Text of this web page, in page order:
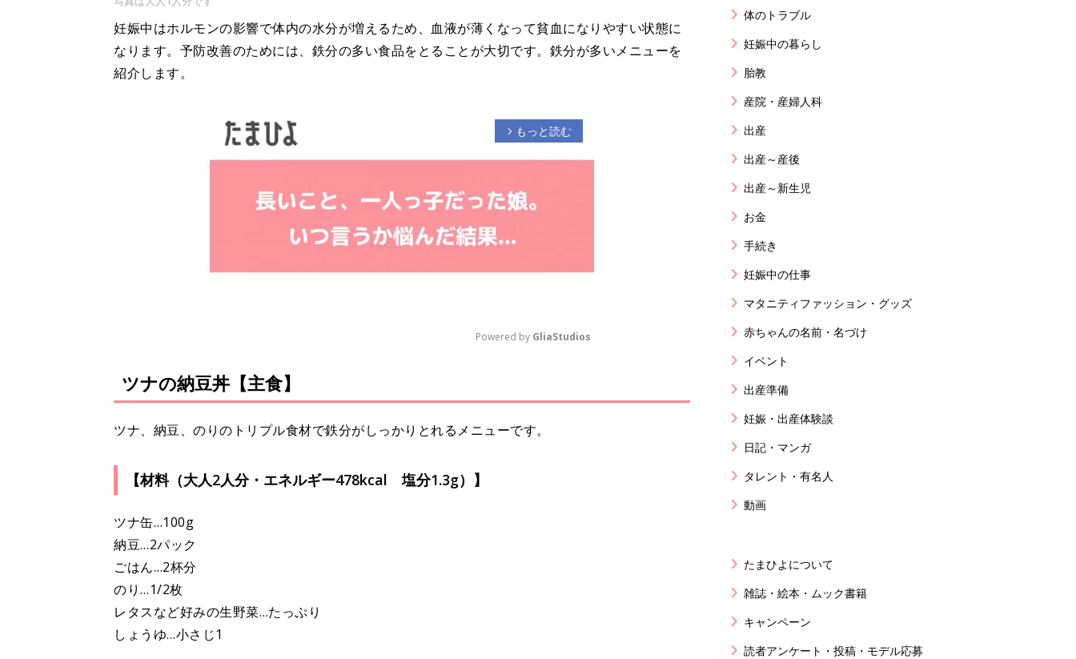
妊娠中はホルモンの影響で体内の水分が増えるため、血液が薄くなって貧血になりやすい状態に
なります。予防改善のためには、鉄分の多い食品をとることが大切です。鉄分が多いメニューを
紹介します。
arrow_forward_ios もっと読む
u
t
Powered by GliaStudios
ツナの納豆丼【主食】
ツナ、納豆、のりのトリプル食材で鉄分がしっかりとれるメニューです。
【材料（大人2人分・エネルギー478kcal 塩分1.3g）】
ツナ缶…100g
納豆…2パック
ごはん…2杯分
のり…1/2枚
レタスなど好みの生野菜…たっぷり
しょうゆ…小さじ1
体のトラブル
妊娠中の暮らし
胎教
産院・産婦人科
出産
出産～産後
出産～新生児
お金
手続き
妊娠中の仕事
マタニティファッション・グッズ
赤ちゃんの名前・名づけ
イベント
出産準備
妊娠・出産体験談
日記・マンガ
タレント・有名人
動画
たまひよについて
雑誌・絵本・ムック書籍
キャンペーン
読者アンケート・投稿・モデル応募